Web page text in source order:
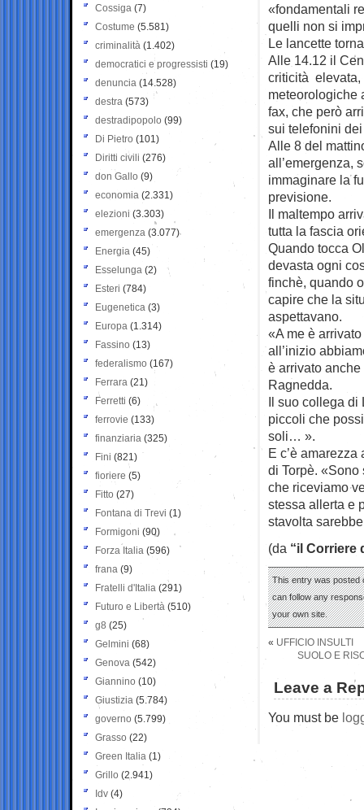
«fondamentali
quelli non si
Le lancette
Alle 14.12 il
criticità elevata,
meteorologiche
fax, che però
sui telefonini
Alle 8 del
all’emergenza,
immaginare la
previsione.
Il maltempo
tutta la fascia
Quando tocca
devasta ogni
finchè, quando
capire che la
aspettavano.
«A me è
all’inizio
è arrivato
Ragnedda.
Il suo collega di
piccoli che
soli… ».
E c’è
di Torpè.
che riceviamo
stessa allerta e
stavolta
(da “il Corriere
This entry was posted
can follow any
your own site.
« UFFICIO INSULTI
SUOLO E
Leave a
You must be
Cossiga (7)
Costume (5.581)
criminalità (1.402)
democratici e progressisti (19)
denuncia (14.528)
destra (573)
destradipopolo (99)
Di Pietro (101)
Diritti civili (276)
don Gallo (9)
economia (2.331)
elezioni (3.303)
emergenza (3.077)
Energia (45)
Esselunga (2)
Esteri (784)
Eugenetica (3)
Europa (1.314)
Fassino (13)
federalismo (167)
Ferrara (21)
Ferretti (6)
ferrovie (133)
finanziaria (325)
Fini (821)
fioriere (5)
Fitto (27)
Fontana di Trevi (1)
Formigoni (90)
Forza Italia (596)
frana (9)
Fratelli d'Italia (291)
Futuro e Libertà (510)
g8 (25)
Gelmini (68)
Genova (542)
Giannino (10)
Giustizia (5.784)
governo (5.799)
Grasso (22)
Green Italia (1)
Grillo (2.941)
Idv (4)